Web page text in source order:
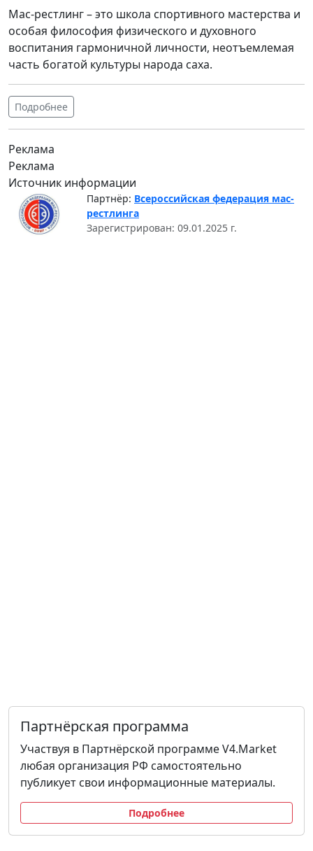
Мас-рестлинг – это школа спортивного мастерства и
особая философия физического и духовного
воспитания гармоничной личности, неотъемлемая
часть богатой культуры народа саха.
Подробнее
Реклама
Реклама
Источник информации
Партнёр: Всероссийская федерация мас-
рестлинга
Зарегистрирован: 09.01.2025 г.
Партнёрская программа
Участвуя в Партнёрской программе V4.Market
любая организация РФ самостоятельно
публикует свои информационные материалы.
Подробнее